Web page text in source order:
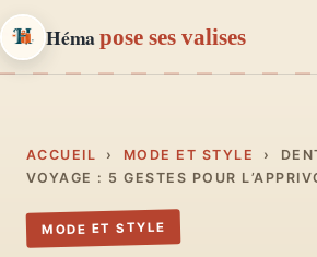
Hémapose ses valises
01 Carnets de
Récits, road-trips,
ACCUEIL › MODE ET STYLE ›
VOYAGE : 5 GESTES POUR
MODE ET STYLE